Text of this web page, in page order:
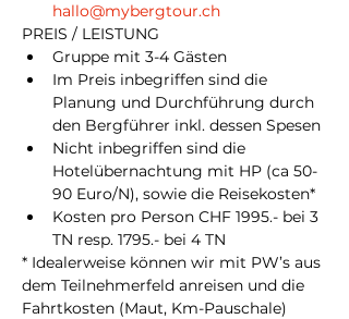
hallo@mybergtour.ch
PREIS / LEISTUNG
Gruppe mit 3-4 Gästen
Im Preis inbegriffen sind die
Planung und Durchführung durch
den Bergführer inkl. dessen Spesen
Nicht inbegriffen sind die
Hotelübernachtung mit HP (ca 50-
90 Euro/N), sowie die Reisekosten*
Kosten pro Person CHF 1995.- bei 3
TN resp. 1795.- bei 4 TN
* Idealerweise können wir mit PW’s aus
dem Teilnehmerfeld anreisen und die
Fahrtkosten (Maut, Km-Pauschale)